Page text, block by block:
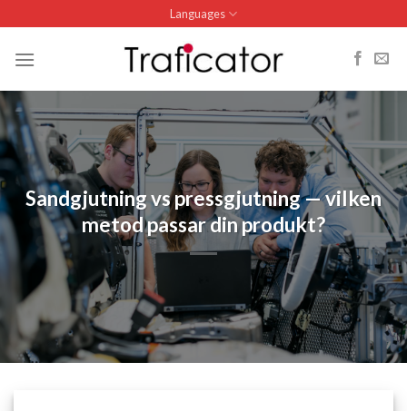
to
content
Languages
Sandgjutning vs pressgjutning — vilken
metod passar din produkt?